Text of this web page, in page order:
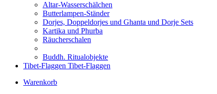
Altar-Wasserschälchen
Butterlampen-Ständer
Dorjes, Doppeldorjes und Ghanta und Dorje Sets
Kartika und Phurba
Räucherschalen
Buddh. Ritualobjekte
Tibet-Flaggen Tibet-Flaggen
Warenkorb